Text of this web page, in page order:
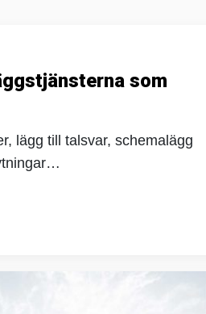
som
lägg till talsvar, schemalägg